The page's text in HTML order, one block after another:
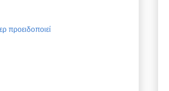
προειδοποιεί